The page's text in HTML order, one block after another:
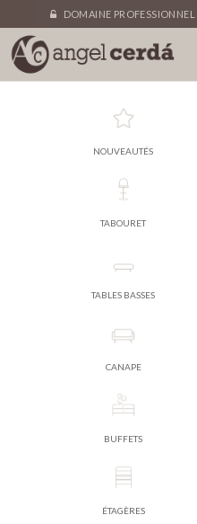
DOMAINE PROFESSIONNEL
NOUVEAUTÉS
TABOURET
TABLES BASSES
CANAPE
BUFFETS
ÉTAGÈRES